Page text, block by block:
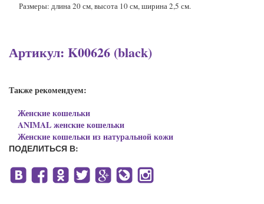
Размеры: длина 20 см, высота 10 см, ширина 2,5 см.
Артикул: K00626 (black)
Также рекомендуем:
Женские кошельки
ANIMAL женские кошельки
Женские кошельки из натуральной кожи
ПОДЕЛИТЬСЯ В: